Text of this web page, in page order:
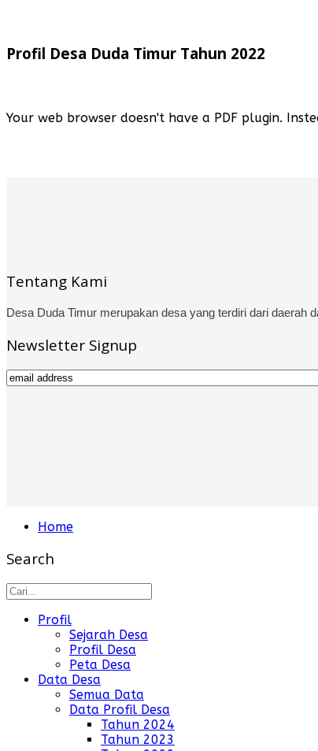
Profil Desa Duda Timur Tahun 2022
Your web browser doesn't have a PDF plugin.
Tentang Kami
Desa Duda Timur merupakan desa yang terdiri dari daerah
Newsletter Signup
Home
Search
Profil
Sejarah Desa
Profil Desa
Peta Desa
Data Desa
Semua Data
Data Profil Desa
Tahun 2024
Tahun 2023